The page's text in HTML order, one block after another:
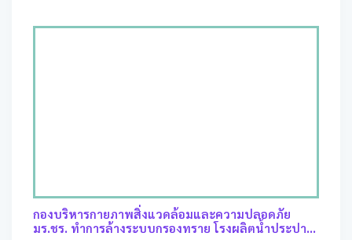
กองบริหารกายภาพสิ่งแวดล้อมและความปลอดภัย
มร.ชร. ทำการล้างระบบกรองทราย โรงผลิตน้ำประปา...